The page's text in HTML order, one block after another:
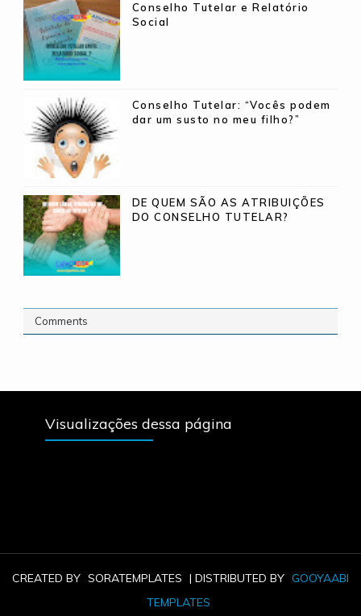
Conselho Tutelar e Relatório
Social
Conselho Tutelar: “Vocês podem
dar um susto no meu filho?”
DE QUEM SÃO AS ATRIBUIÇÕES
DO CONSELHO TUTELAR?
Comments
Visualizações dessa página
CREATED BY SORATEMPLATES | DISTRIBUTED BY GOOYAABI
TEMPLATES